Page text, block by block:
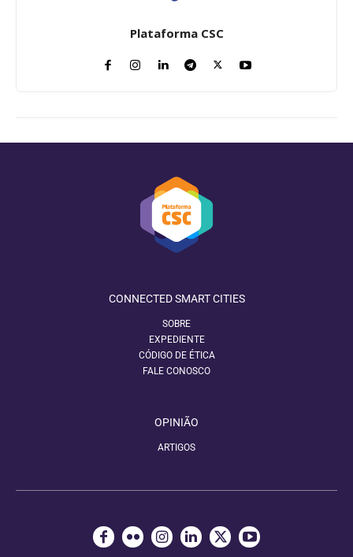
Plataforma CSC
CONNECTED SMART CITIES
SOBRE
EXPEDIENTE
CÓDIGO DE ÉTICA
FALE CONOSCO
OPINIÃO
ARTIGOS